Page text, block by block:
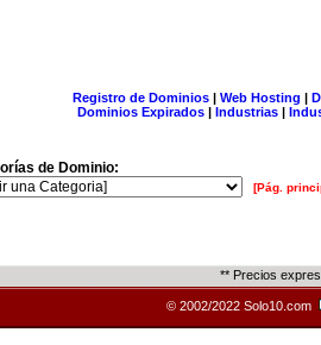
Registro de Dominios| Web Hosting |
Dominios Expirados | Industrias |
de Dominio:
[Pág.
** Precios
© 2002/2022 Solo10.com